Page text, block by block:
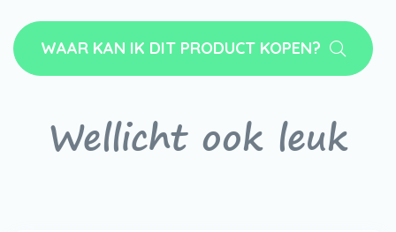
WAAR KAN IK DIT PRODUCT KOPEN?
Wellicht ook leuk